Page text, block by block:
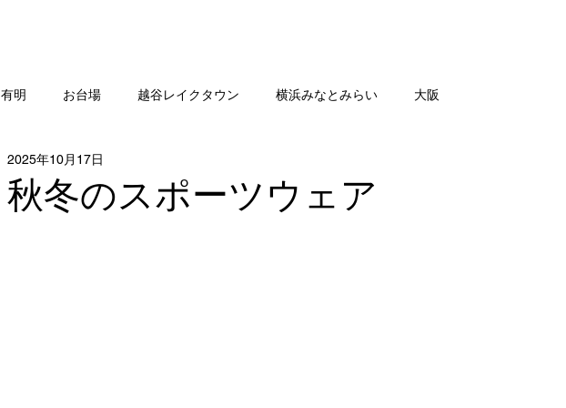
有明 お台場 越谷レイクタウン 横浜みなとみらい 大阪
秋冬のスポーツウェア
2025年10月17日